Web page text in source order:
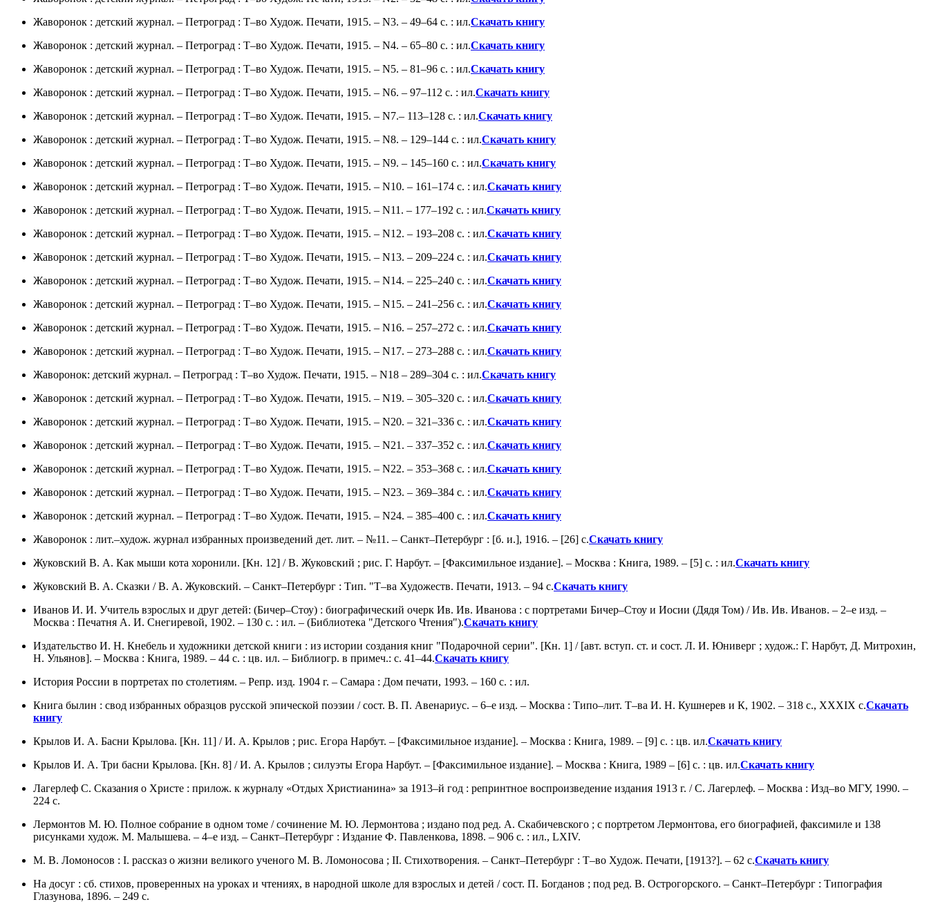
Жаворонок : детский журнал. – Петроград : Т–во Худож. Печати, 1915. – N3. – 49–64 с. : ил.Скачать книгу
Жаворонок : детский журнал. – Петроград : Т–во Худож. Печати, 1915. – N4. – 65–80 с. : ил.Скачать книгу
Жаворонок : детский журнал. – Петроград : Т–во Худож. Печати, 1915. – N5. – 81–96 с. : ил.Скачать книгу
Жаворонок : детский журнал. – Петроград : Т–во Худож. Печати, 1915. – N6. – 97–112 с. : ил.Скачать книгу
Жаворонок : детский журнал. – Петроград : Т–во Худож. Печати, 1915. – N7.– 113–128 с. : ил.Скачать книгу
Жаворонок : детский журнал. – Петроград : Т–во Худож. Печати, 1915. – N8. – 129–144 с. : ил.Скачать книгу
Жаворонок : детский журнал. – Петроград : Т–во Худож. Печати, 1915. – N9. – 145–160 с. : ил.Скачать книгу
Жаворонок : детский журнал. – Петроград : Т–во Худож. Печати, 1915. – N10. – 161–174 с. : ил.Скачать книгу
Жаворонок : детский журнал. – Петроград : Т–во Худож. Печати, 1915. – N11. – 177–192 с. : ил.Скачать книгу
Жаворонок : детский журнал. – Петроград : Т–во Худож. Печати, 1915. – N12. – 193–208 с. : ил.Скачать книгу
Жаворонок : детский журнал. – Петроград : Т–во Худож. Печати, 1915. – N13. – 209–224 с. : ил.Скачать книгу
Жаворонок : детский журнал. – Петроград : Т–во Худож. Печати, 1915. – N14. – 225–240 с. : ил.Скачать книгу
Жаворонок : детский журнал. – Петроград : Т–во Худож. Печати, 1915. – N15. – 241–256 с. : ил.Скачать книгу
Жаворонок : детский журнал. – Петроград : Т–во Худож. Печати, 1915. – N16. – 257–272 с. : ил.Скачать книгу
Жаворонок : детский журнал. – Петроград : Т–во Худож. Печати, 1915. – N17. – 273–288 с. : ил.Скачать книгу
Жаворонок: детский журнал. – Петроград : Т–во Худож. Печати, 1915. – N18 – 289–304 с. : ил.Скачать книгу
Жаворонок : детский журнал. – Петроград : Т–во Худож. Печати, 1915. – N19. – 305–320 с. : ил.Скачать книгу
Жаворонок : детский журнал. – Петроград : Т–во Худож. Печати, 1915. – N20. – 321–336 с. : ил.Скачать книгу
Жаворонок : детский журнал. – Петроград : Т–во Худож. Печати, 1915. – N21. – 337–352 с. : ил.Скачать книгу
Жаворонок : детский журнал. – Петроград : Т–во Худож. Печати, 1915. – N22. – 353–368 с. : ил.Скачать книгу
Жаворонок : детский журнал. – Петроград : Т–во Худож. Печати, 1915. – N23. – 369–384 с. : ил.Скачать книгу
Жаворонок : детский журнал. – Петроград : Т–во Худож. Печати, 1915. – N24. – 385–400 с. : ил.Скачать книгу
Жаворонок : лит.–худож. журнал избранных произведений дет. лит. – №11. – Санкт–Петербург : [б. и.], 1916. – [26] c.Скачать книгу
Жуковский В. А. Как мыши кота хоронили. [Кн. 12] / В. Жуковский ; рис. Г. Нарбут. – [Факсимильное издание]. – Москва : Книга, 1989. – [5] с. : ил.Скачать книгу
Жуковский В. А. Сказки / В. А. Жуковский. – Санкт–Петербург : Тип. "Т–ва Художеств. Печати, 1913. – 94 с.Скачать книгу
Иванов И. И. Учитель взрослых и друг детей: (Бичер–Стоу) : биографический очерк Ив. Ив. Иванова : с портретами Бичер–Стоу и Иосии (Дядя Том) / Ив. Ив. Иванов. – 2–е изд. –
Москва : Печатня А. И. Снегиревой, 1902. – 130 с. : ил. – (Библиотека "Детского Чтения").Скачать книгу
Издательство И. Н. Кнебель и художники детской книги : из истории создания книг "Подарочной серии". [Кн. 1] / [авт. вступ. ст. и сост. Л. И. Юниверг ; худож.: Г. Нарбут, Д. Митрохин,
Н. Ульянов]. – Москва : Книга, 1989. – 44 с. : цв. ил. – Библиогр. в примеч.: с. 41–44.Скачать книгу
История России в портретах по столетиям. – Репр. изд. 1904 г. – Самара : Дом печати, 1993. – 160 с. : ил.
Книга былин : свод избранных образцов русской эпической поэзии / cост. В. П. Авенариус. – 6–е изд. – Москва : Типо–лит. Т–ва И. Н. Кушнерев и К, 1902. – 318 с., ХХХIХ с.Скачать
книгу
Крылов И. А. Басни Крылова. [Кн. 11] / И. А. Крылов ; рис. Егора Нарбут. – [Факсимильное издание]. – Москва : Книга, 1989. – [9] с. : цв. ил.Скачать книгу
Крылов И. А. Три басни Крылова. [Кн. 8] / И. А. Крылов ; силуэты Егора Нарбут. – [Факсимильное издание]. – Москва : Книга, 1989 – [6] с. : цв. ил.Скачать книгу
Лагерлеф С. Сказания о Христе : прилож. к журналу «Отдых Христианина» за 1913–й год : репринтное воспроизведение издания 1913 г. / С. Лагерлеф. – Москва : Изд–во МГУ, 1990. –
224 с.
Лермонтов М. Ю. Полное собрание в одном томе / сочинение М. Ю. Лермонтова ; издано под ред. А. Скабичевского ; с портретом Лермонтова, его биографией, факсимиле и 138
рисунками худож. М. Малышева. – 4–е изд. – Санкт–Петербург : Издание Ф. Павленкова, 1898. – 906 с. : ил., LХIV.
М. В. Ломоносов : I. рассказ о жизни великого ученого М. В. Ломоносова ; II. Стихотворения. – Санкт–Петербург : Т–во Худож. Печати, [1913?]. – 62 с.Скачать книгу
На досуг : сб. стихов, проверенных на уроках и чтениях, в народной школе для взрослых и детей / cост. П. Богданов ; под ред. В. Острогорского. – Санкт–Петербург : Типография
Глазунова, 1896. – 249 с.